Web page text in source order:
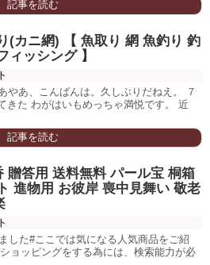
記事を読む
(カニ網) 【 魚取り 網 魚釣り 釣
ィッシング 】
やあ、こんばんは。久しぶりだねえ。 ７
きた わがはいもめっちゃ満悦です。 近
記事を読む
贈答用 送料無料 パール宝 桐箱
進物用 お彼岸 喪中見舞い 敬老
した#ここでは気になる人気商品をご紹
ョッピングをする為には、検索能力が必